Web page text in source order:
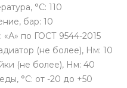
°C: 110
бар: 10
«А» по ГОСТ 9544-2015
(не более), Нм: 10
(не более), Нм: 40
°С: от -20 до +50